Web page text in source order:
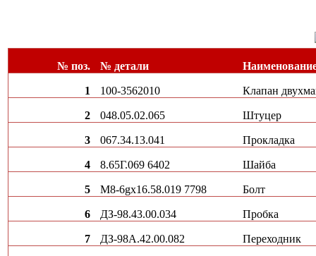
№ поз. № детали
1 100-3562010 Клапан
2 048.05.02.065 Штуцер
3 067.34.13.041 Прокладка
4 8.65Г.069 6402 Шайба
5 М8-6gх16.58.019 7798 Болт
6 ДЗ-98.43.00.034 Пробка
7 ДЗ-98А.42.00.082 Переходник